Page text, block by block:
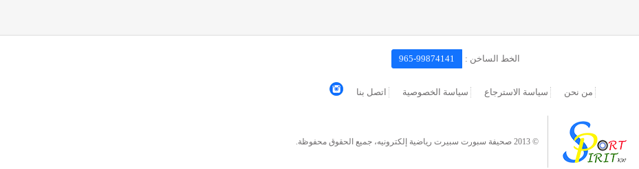
الخط الساخن : 965-99874141
من نحن سياسة الاسترجاع سياسة الخصوصية اتصل بنا
© 2013 صحيفة سبورت سبيرت رياضية إلكترونيه، جميع الحقوق محفوظة.